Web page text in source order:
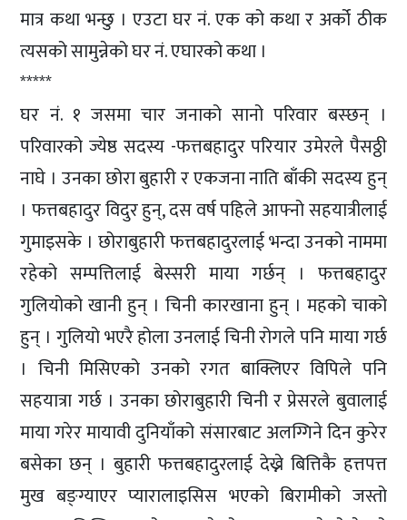
मात्र कथा भन्छु । एउटा घर नं. एक को कथा र अर्को ठीक
त्यसको सामुन्नेको घर नं. एघारको कथा ।
*****
घर नं. १ जसमा चार जनाको सानो परिवार बस्छन् ।
परिवारको ज्येष्ठ सदस्य -फत्तबहादुर परियार उमेरले पैसठ्ठी
नाघे । उनका छोरा बुहारी र एकजना नाति बाँकी सदस्य हुन्
। फत्तबहादुर विदुर हुन्, दस वर्ष पहिले आफ्नो सहयात्रीलाई
गुमाइसके । छोराबुहारी फत्तबहादुरलाई भन्दा उनको नाममा
रहेको सम्पत्तिलाई बेस्सरी माया गर्छन् । फत्तबहादुर
गुलियोको खानी हुन् । चिनी कारखाना हुन् । महको चाको
हुन् । गुलियो भएरै होला उनलाई चिनी रोगले पनि माया गर्छ
। चिनी मिसिएको उनको रगत बाक्लिएर विपिले पनि
सहयात्रा गर्छ । उनका छोराबुहारी चिनी र प्रेसरले बुवालाई
माया गरेर मायावी दुनियाँको संसारबाट अलग्गिने दिन कुरेर
बसेका छन् । बुहारी फत्तबहादुरलाई देख्ने बित्तिकै हत्तपत्त
मुख बङ्ग्याएर प्यारालाइसिस भएको बिरामीको जस्तो